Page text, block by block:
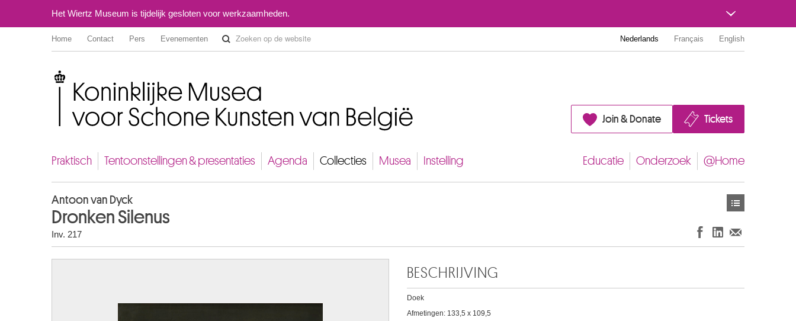
Het Wiertz Museum is tijdelijk gesloten voor werkzaamheden.
Home Contact Pers Evenementen Nederlands Français English
Join & Donate Tickets
Praktisch Tentoonstellingen & presentaties Agenda Collecties Musea Instelling Educatie Onderzoek @Home
Antoon van Dyck
Dronken Silenus
Inv. 217
BESCHRIJVING
Doek
Afmetingen: 133,5 x 109,5